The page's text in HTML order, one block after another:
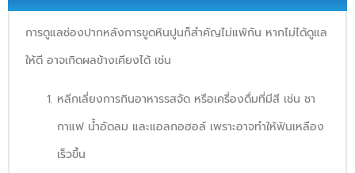
การดูแลช่องปากหลังการขูดหินปูนก็สำคัญไม่แพ้กัน หากไม่ได้ดูแล
ให้ดี อาจเกิดผลข้างเคียงได้ เช่น
หลีกเลี่ยงการกินอาหารรสจัด หรือเครื่องดื่มที่มีสี เช่น ชา
กาแฟ น้ำอัดลม และแอลกอฮอล์ เพราะอาจทำให้ฟันเหลือง
เร็วขึ้น